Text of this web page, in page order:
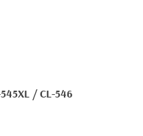
/ CL-546